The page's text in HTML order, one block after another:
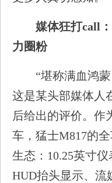
媒体狂打call
力圈粉
“堪称满血鸿
这是某头部媒体人
后给出的评价。作
车，猛士M817的
生态：10.25英寸
HUD抬头显示、流